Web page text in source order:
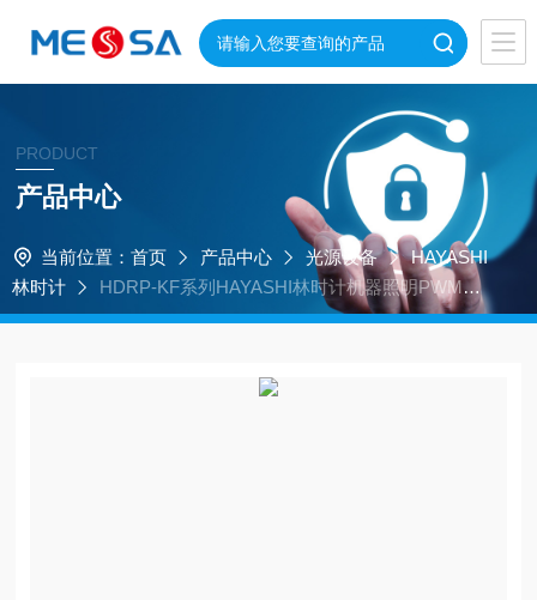
PRODUCT
产品中心
当前位置： 首页 产品中心 光源设备
HAYASHI
林时计
HDRP-KF系列HAYASHI林时计机器照明PWM环
形间